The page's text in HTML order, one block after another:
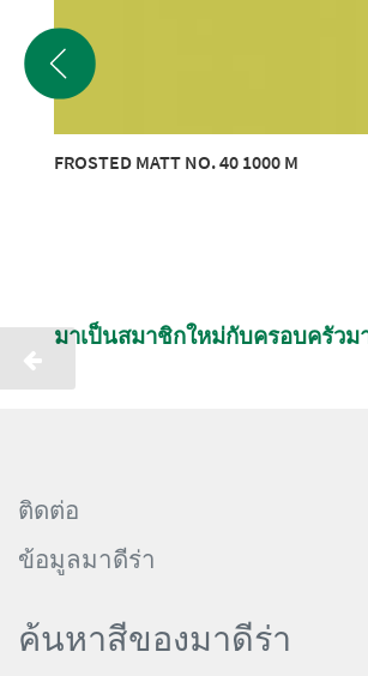
FROSTED MATT NO. 40 1000 M
มาเป็นสมาชิกใหม่กับครอบครัวม
ติดต่อ
ข้อมูลมาดีร่า
ค้นหาสีของมาดีร่า